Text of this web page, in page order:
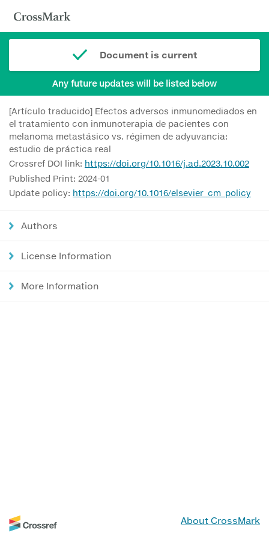
Document is current
Any future updates will be listed below
[Artículo traducido] Efectos adversos inmunomediados en
el tratamiento con inmunoterapia de pacientes con
melanoma metastásico vs. régimen de adyuvancia:
estudio de práctica real
Crossref DOI link: https://doi.org/10.1016/j.ad.2023.10.002
Published Print: 2024-01
Update policy: https://doi.org/10.1016/elsevier_cm_policy
Authors
License Information
More Information
About CrossMark